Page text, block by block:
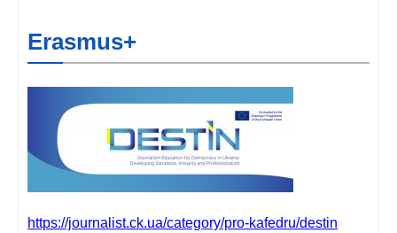
Erasmus+
https://journalist.ck.ua/category/pro-kafedru/destin